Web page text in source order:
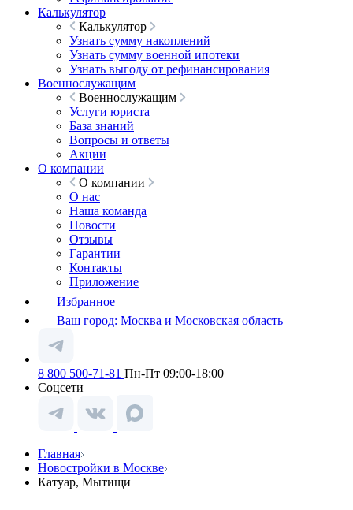
Калькулятор
Калькулятор
Узнать сумму накоплений
Узнать сумму военной ипотеки
Узнать выгоду от рефинансирования
Военнослужащим
Военнослужащим
Услуги юриста
База знаний
Вопросы и ответы
Акции
О компании
О компании
О нас
Наша команда
Новости
Отзывы
Гарантии
Контакты
Приложение
Избранное
Ваш город: Москва и Московская область
8 800 500-71-81 Пн-Пт 09:00-18:00
Соцсети
Главная
Новостройки в Москве
Катуар, Мытищи